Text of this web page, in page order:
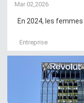
Mar 02,2026
En 2024, les
Entreprise